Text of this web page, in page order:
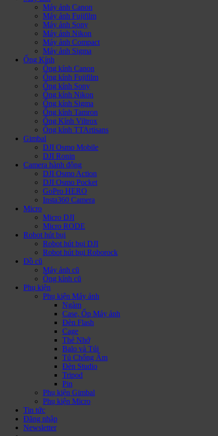
Máy ảnh Canon
Máy ảnh Fujifilm
Máy ảnh Sony
Máy ảnh Nikon
Máy ảnh Compact
Máy ảnh Sigma
Ống Kính
Ống kính Canon
Ống kính Fujifilm
Ống kính Sony
Ống kính Nikon
Ống kính Sigma
Ống kính Tamron
Ống Kính Viltrox
Ống kính TTArtisans
Gimbal
DJI Osmo Mobile
DJI Ronin
Camera hành động
DJI Osmo Action
DJI Osmo Pocket
GoPro HERO
Insta360 Camera
Micro
Micro DJI
Micro RODE
Robot hút bụi
Robot hút bụi DJI
Robot hút bụi Roborock
Đồ cũ
Máy ảnh cũ
Ống kính cũ
Phụ kiện
Phụ kiện Máy ảnh
Ngàm
Case, Ốp Máy ảnh
Đèn Flash
Cage
Thẻ Nhớ
Balo và Túi
Tủ Chống Ẩm
Đèn Studio
Tripod
Pin
Phụ kiện Gimbal
Phụ kiện Micro
Tin tức
Đăng nhập
Newsletter